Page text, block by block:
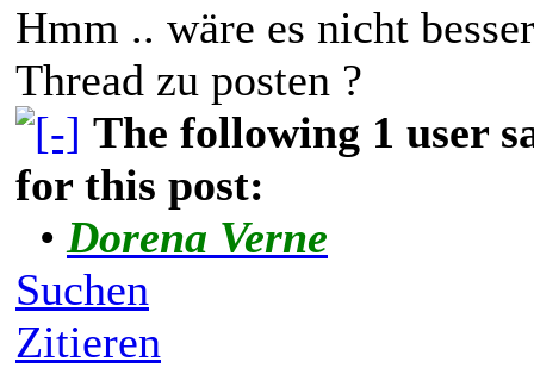
Hmm .. wäre es nicht
Thread zu posten ?
The following 1 user
for this post:
• Dorena Verne
Suchen
Zitieren